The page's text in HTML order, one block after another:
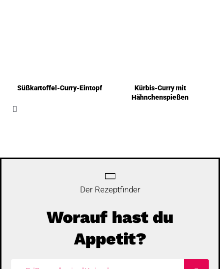
Süßkartoffel-Curry-Eintopf
Kürbis-Curry mit
Hähnchenspießen
Der Rezeptfinder
Worauf hast du
Appetit?
Suche